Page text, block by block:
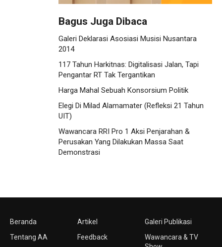
Bagus Juga Dibaca
Galeri Deklarasi Asosiasi Musisi Nusantara
2014
117 Tahun Harkitnas: Digitalisasi Jalan, Tapi
Pengantar RT Tak Tergantikan
Harga Mahal Sebuah Konsorsium Politik
Elegi Di Milad Alamamater (Refleksi 21 Tahun
UIT)
Wawancara RRI Pro 1 Aksi Penjarahan &
Perusakan Yang Dilakukan Massa Saat
Demonstrasi
Beranda
Tentang AA
Artikel
Feedback
Galeri Publikasi
Wawancara & TV